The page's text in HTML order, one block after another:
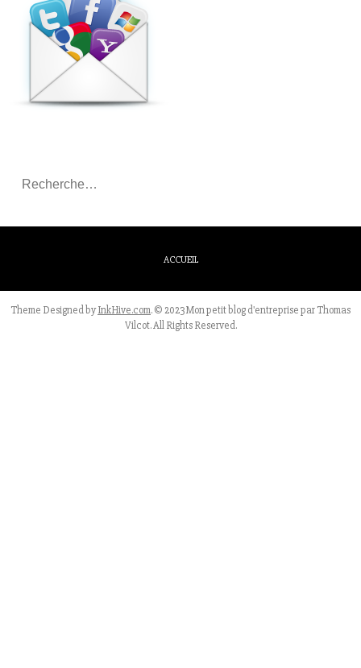
ACCUEIL
Theme Designed byInkHive.com.© 2023 Mon petit blog d'entreprise par Thomas
Vilcot. All Rights Reserved.